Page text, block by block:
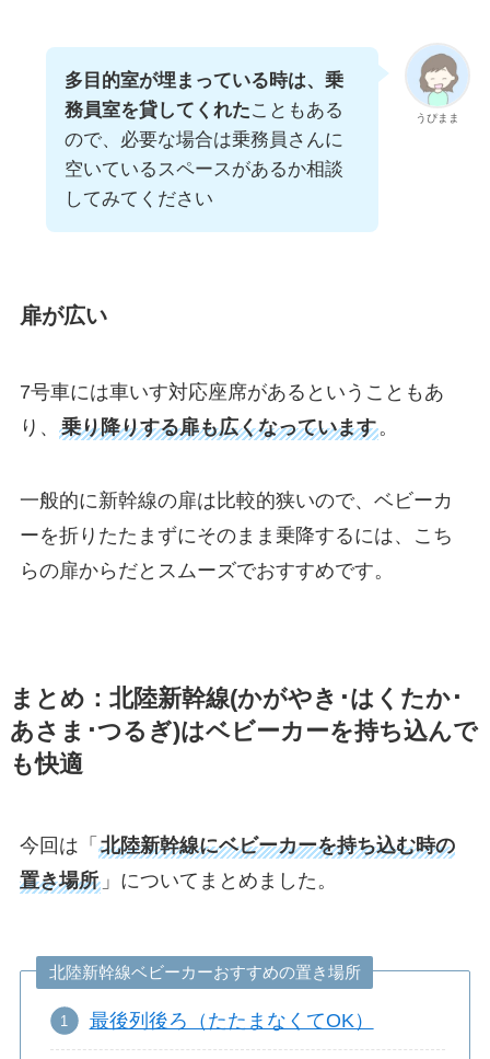
うぴまま
多目的室が埋まっている時は、乗
務員室を貸してくれたこともある
ので、必要な場合は乗務員さんに
空いているスペースがあるか相談
してみてください
扉が広い
7号車には車いす対応座席があるということもあ
り、 乗り降りする扉も広くなっています。
一般的に新幹線の扉は比較的狭いので、ベビーカ
ーを折りたたまずにそのまま乗降するには、こち
らの扉からだとスムーズでおすすめです。
まとめ：北陸新幹線(かがやき･はくたか･
あさま･つるぎ)はベビーカーを持ち込んで
も快適
今回は「 北陸新幹線にベビーカーを持ち込む時の
置き場所」についてまとめました。
北陸新幹線ベビーカーおすすめの置き場所
最後列後ろ（たたまなくてOK）